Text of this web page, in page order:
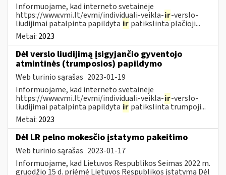
Informuojame, kad interneto svetainėje
https://www.vmi.lt/evmi/individuali-veikla-ir-verslo-
liudijimai patalpinta papildyta ir patikslinta plačioji...
Metai: 2023
Dėl verslo liudijimą įsigyjančio gyventojo
atmintinės (trumposios) papildymo
Web turinio sąrašas 2023-01-19
Informuojame, kad interneto svetainėje
https://www.vmi.lt/evmi/individuali-veikla-ir-verslo-
liudijimai patalpinta papildyta ir patikslinta trumpoji...
Metai: 2023
Dėl LR pelno mokesčio įstatymo pakeitimo
Web turinio sąrašas 2023-01-17
Informuojame, kad Lietuvos Respublikos Seimas 2022 m.
gruodžio 15 d. priėmė Lietuvos Respublikos įstatymą Dėl